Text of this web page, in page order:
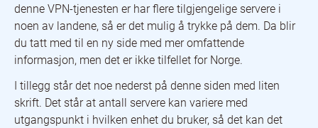
denne VPN-tjenesten er har flere tilgjengelige servere i
noen av landene, så er det mulig å trykke på dem. Da blir
du tatt med til en ny side med mer omfattende
informasjon, men det er ikke tilfellet for Norge.
I tillegg står det noe nederst på denne siden med liten
skrift. Det står at antall servere kan variere med
utgangspunkt i hvilken enhet du bruker, så det kan det